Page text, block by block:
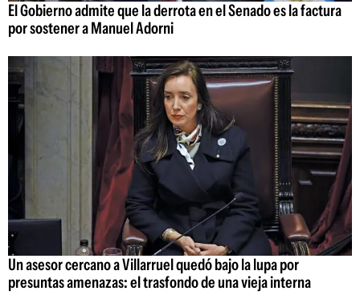
El Gobierno admite que la derrota en el Senado es la factura
por sostener a Manuel Adorni
Un asesor cercano a Villarruel quedó bajo la lupa por
presuntas amenazas: el trasfondo de una vieja interna